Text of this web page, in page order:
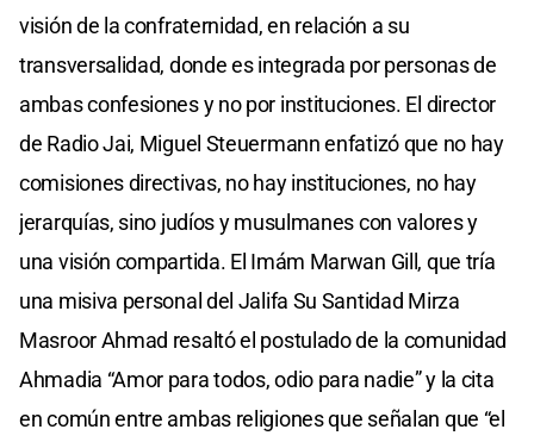
visión de la confraternidad, en relación a su
transversalidad, donde es integrada por personas de
ambas confesiones y no por instituciones. El director
de Radio Jai, Miguel Steuermann enfatizó que no hay
comisiones directivas, no hay instituciones, no hay
jerarquías, sino judíos y musulmanes con valores y
una visión compartida. El Imám Marwan Gill, que tría
una misiva personal del Jalifa Su Santidad Mirza
Masroor Ahmad resaltó el postulado de la comunidad
Ahmadia “Amor para todos, odio para nadie” y la cita
en común entre ambas religiones que señalan que “el